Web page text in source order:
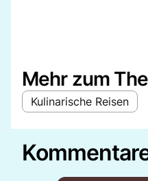
Mehr zum
Kulinarische Reisen